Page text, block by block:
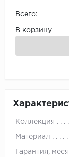
Всего:
В корзину
Коллекция
Материал
Гарантия,